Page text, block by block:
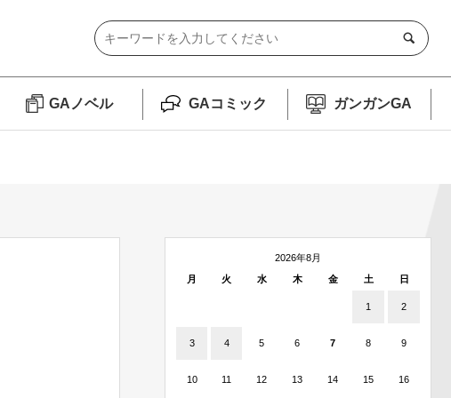
GAノベル GAコミック ガンガンGA
2026年8月
月
火 水 木 金 土 日
1 2
3 4 5 6 7 8 9
10 11 12 13 14 15 16